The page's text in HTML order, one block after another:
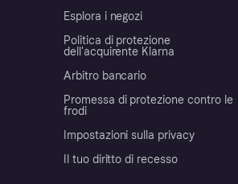
Esplora i negozi
Politica di protezione
dell'acquirente Klarna
Arbitro bancario
Promessa di protezione contro le
frodi
Impostazioni sulla privacy
Il tuo diritto di recesso